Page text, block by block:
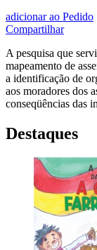
adicionar ao Pedido
Compartilhar
A pesquisa que
mapeamento de
a identificação de
aos moradores dos
conseqüências das
Destaques